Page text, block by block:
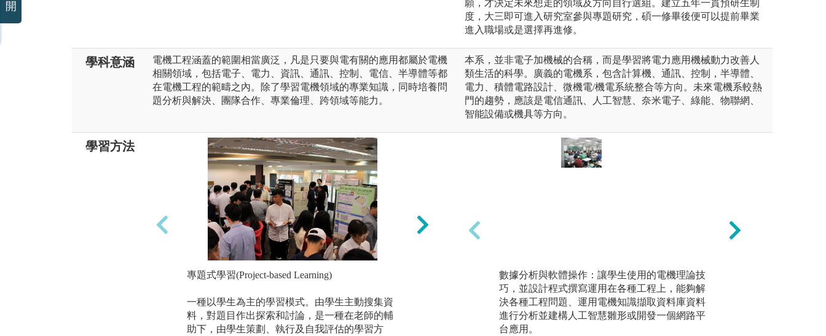
願，才決定未來想走的領域及方向自行選組。建立五年一貫預研生制
度，大三即可進入研究室參與專題研究，碩一修畢後便可以提前畢業
進入職場或是選擇再進修。
學科意涵
電機工程涵蓋的範圍相當廣泛，凡是只要與電有關的應用都屬於電機
相關領域，包括電子、電力、資訊、通訊、控制、電信、半導體等都
在電機工程的範疇之內。除了學習電機領域的專業知識，同時培養問
題分析與解決、團隊合作、專業倫理、跨領域等能力。
本系，並非電子加機械的合稱，而是學習將電力應用機械動力改善人
類生活的科學。廣義的電機系，包含計算機、通訊、控制，半導體、
電力、積體電路設計、微機電/機電系統整合等方向。未來電機系較熱
門的趨勢，應該是電信通訊、人工智慧、奈米電子、綠能、物聯網、
智能設備或機具等方向。
學習方法
專題式學習(Project-based Learning)
一種以學生為主的學習模式。由學生主動搜集資
料，對題目作出探索和討論，是一種在老師的輔
助下，由學生策劃、執行及自我評估的學習方
全英授課與學習環境
本學程以全英語授課，同時學生也以全英語進行
課堂討論、報告及撰寫作業。訓練學生口語與書
面寫作的英文能力運用，使學生能順利銜接國外
數據分析與軟體操作：讓學生使用的電機理論技
巧，並設計程式撰寫運用在各種工程上，能夠解
決各種工程問題、運用電機知識擷取資料庫資料
進行分析並建構人工智慧雛形或開發一個網路平
台應用。
開